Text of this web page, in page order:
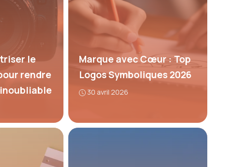
le
rendre
Marque avec Cœur : Top
Logos Symboliques 2026
30 avril 2026